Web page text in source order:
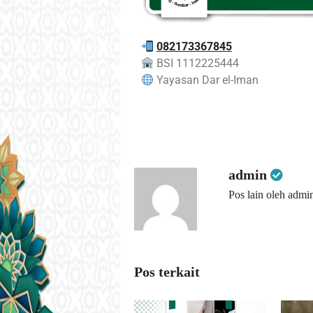
082173367845
BSI 1112225444
Yayasan Dar el-Iman
admin
Pos lain oleh
Pos terkait